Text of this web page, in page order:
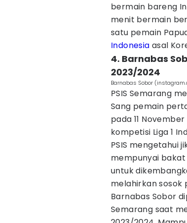
bermain bareng
menit bermain
satu pemain
Indonesia asal
4. Barnabas
2023/2024
Barnabas Sobor
PSIS Semarang
Sang pemain
pada 11
kompetisi Liga 1
PSIS mengetahui
mempunyai
untuk
melahirkan sosok
Barnabas Sobor
Semarang saat